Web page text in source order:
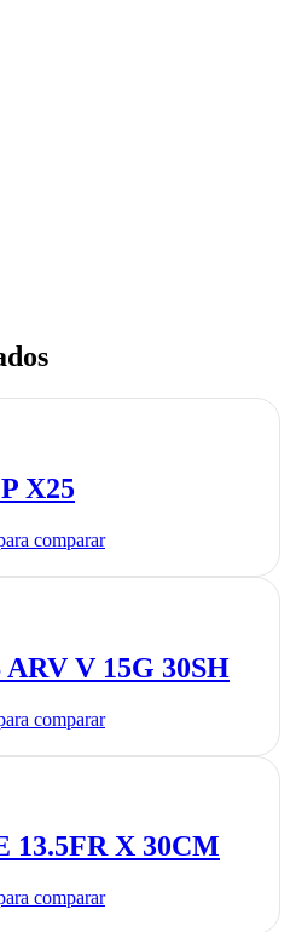
X25
comparar
V 15G 30SH
comparar
X 30CM
comparar